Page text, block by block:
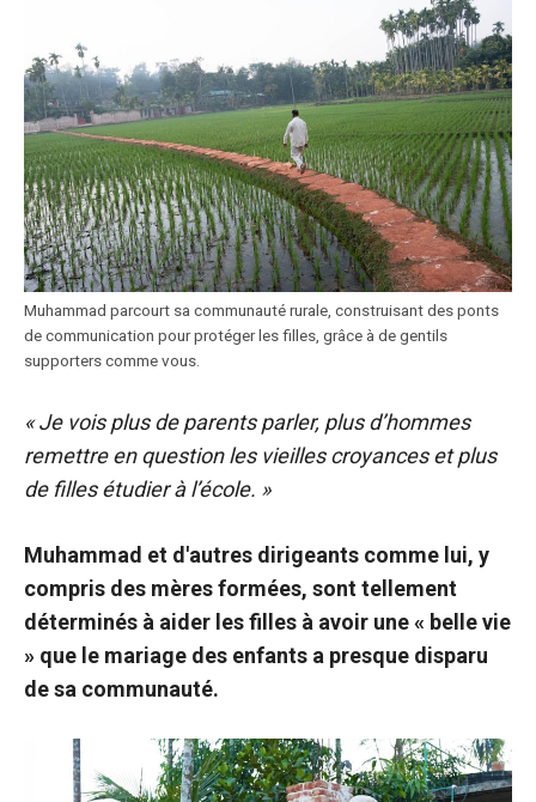
Muhammad parcourt sa communauté rurale, construisant des ponts
de communication pour protéger les filles, grâce à de gentils
supporters comme vous.
« Je vois plus de parents parler, plus d’hommes
remettre en question les vieilles croyances et plus
de filles étudier à l’école. »
Muhammad et d'autres dirigeants comme lui, y
compris des mères formées, sont tellement
déterminés à aider les filles à avoir une « belle vie
» que le mariage des enfants a presque disparu
de sa communauté.